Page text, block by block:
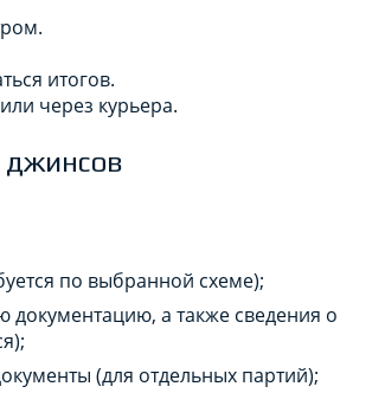
итогов.
через курьера.
джинсов
по выбранной схеме);
документацию, а также сведения о
(для отдельных партий);